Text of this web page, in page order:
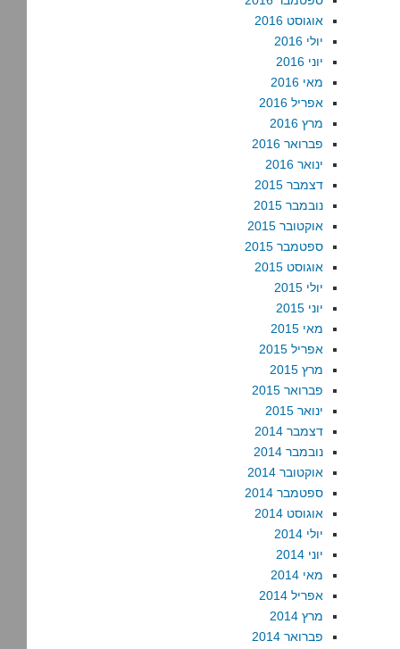
אוגוסט 2016
יולי 2016
יוני 2016
מאי 2016
אפריל 2016
מרץ 2016
פברואר 2016
ינואר 2016
דצמבר 2015
נובמבר 2015
אוקטובר 2015
ספטמבר 2015
אוגוסט 2015
יולי 2015
יוני 2015
מאי 2015
אפריל 2015
מרץ 2015
פברואר 2015
ינואר 2015
דצמבר 2014
נובמבר 2014
אוקטובר 2014
ספטמבר 2014
אוגוסט 2014
יולי 2014
יוני 2014
מאי 2014
אפריל 2014
מרץ 2014
פברואר 2014